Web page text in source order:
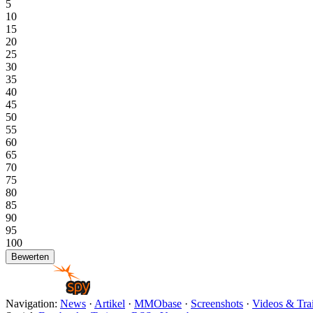
5
10
15
20
25
30
35
40
45
50
55
60
65
70
75
80
85
90
95
100
Navigation: News · Artikel · MMObase · Screenshots · Videos &